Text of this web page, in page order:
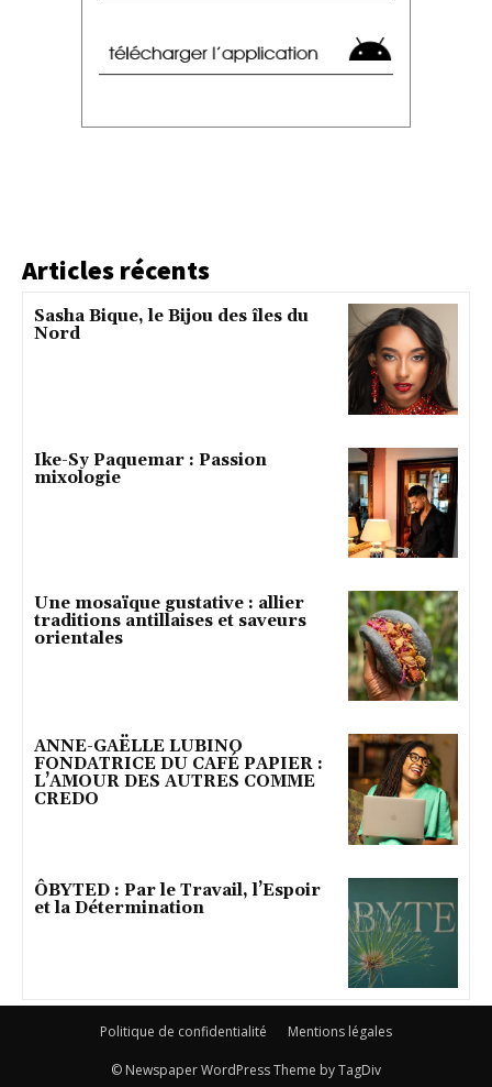
Articles récents
Sasha Bique, le Bijou des îles du
Nord
Ike-Sy Paquemar : Passion
mixologie
Une mosaïque gustative : allier
traditions antillaises et saveurs
orientales
ANNE-GAËLLE LUBINO
FONDATRICE DU CAFÉ PAPIER :
L’AMOUR DES AUTRES COMME
CREDO
ÔBYTED : Par le Travail, l’Espoir
et la Détermination
Politique de confidentialité Mentions légales
© Newspaper WordPress Theme by TagDiv